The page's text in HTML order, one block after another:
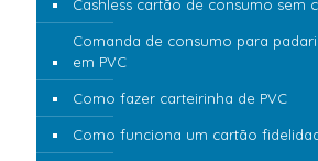
Cashless cartão de consumo sem
Comanda de consumo para
em PVC
Como fazer carteirinha de PVC
Como funciona um cartão